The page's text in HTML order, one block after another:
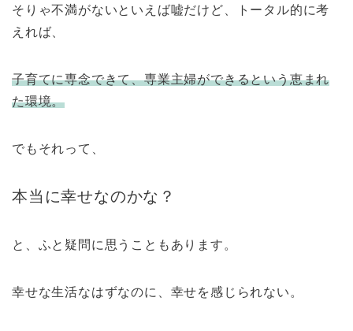
そりゃ不満がないといえば嘘だけど、トータル的に考
えれば、
子育てに専念できて、専業主婦ができるという恵まれ
た環境。
でもそれって、
本当に幸せなのかな？
と、ふと疑問に思うこともあります。
幸せな生活なはずなのに、幸せを感じられない。